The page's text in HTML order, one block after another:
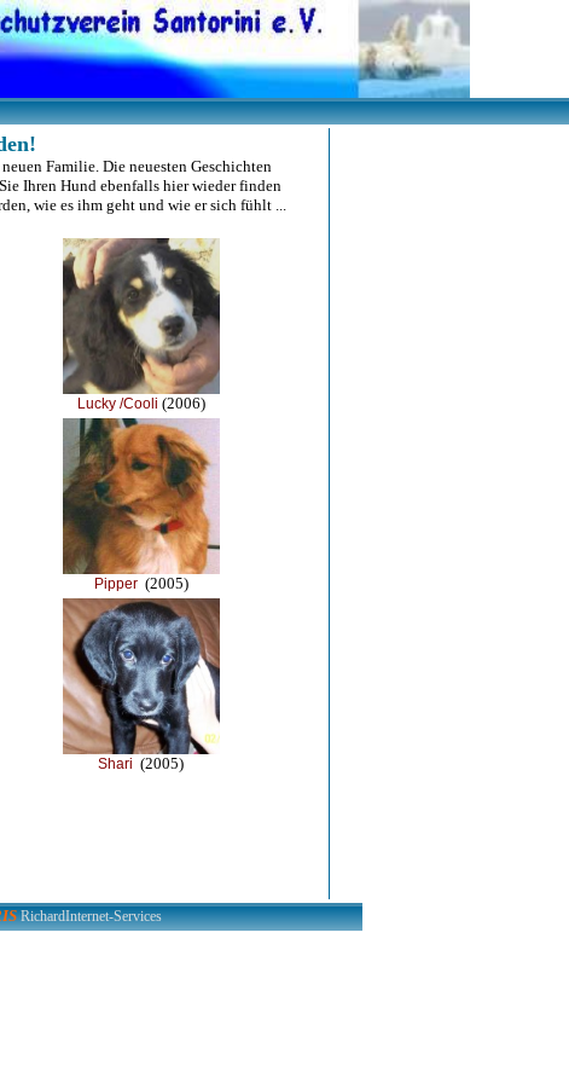
Familie. Die neuesten Geschichten
Ihren Hund ebenfalls hier wieder finden
wie es ihm geht und wie er sich fühlt ...
Lucky /Cooli (2006)
Pipper(2005)
Shari (2005)
RichardInternet-Services